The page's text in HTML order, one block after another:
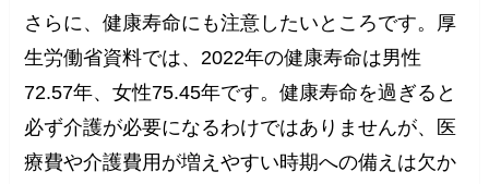
さらに、健康寿命にも注意したいところです。厚
生労働省資料では、2022年の健康寿命は男性
72.57年、女性75.45年です。健康寿命を過ぎると
必ず介護が必要になるわけではありませんが、医
療費や介護費用が増えやすい時期への備えは欠か